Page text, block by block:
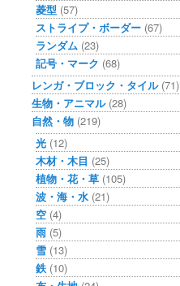
菱型 (57)
ストライプ・ボーダー (67)
ランダム (23)
記号・マーク (68)
レンガ・ブロック・タイル(71)
生物・アニマル(28)
自然・物 (219)
光 (12)
木材・木目 (25)
植物・花・草 (105)
波・海・水 (21)
空 (4)
雨 (5)
雪 (13)
鉄 (10)